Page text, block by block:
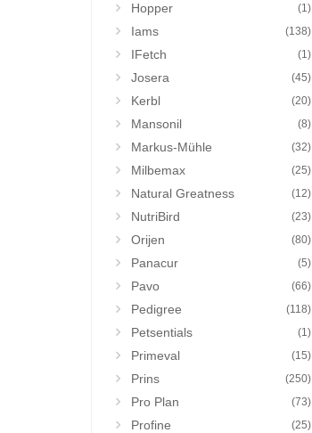
Hopper (1)
Iams (138)
IFetch (1)
Josera (45)
Kerbl (20)
Mansonil (8)
Markus-Mühle (32)
Milbemax (25)
Natural Greatness (12)
NutriBird (23)
Orijen (80)
Panacur (5)
Pavo (66)
Pedigree (118)
Petsentials (1)
Primeval (15)
Prins (250)
Pro Plan (73)
Profine (25)